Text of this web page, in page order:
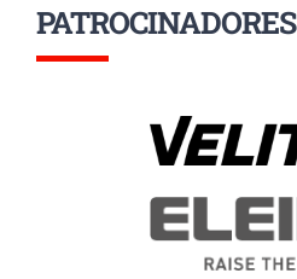
PATROCINADORES